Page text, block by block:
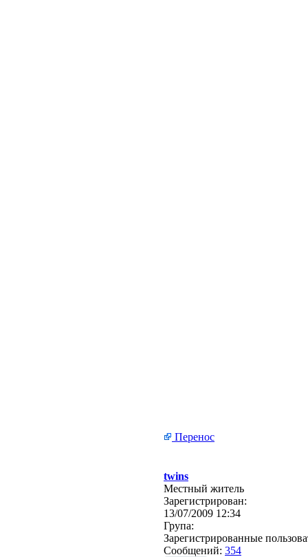
Перенос
twins
Местный житель
Зарегистрирован:
13/07/2009 12:34
Група:
Зарегистрированные
Сообщений: 354